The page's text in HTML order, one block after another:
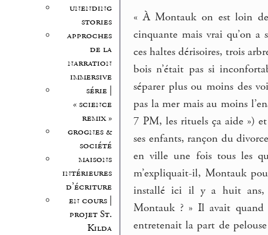
unending
stories
approches
de la
narration
immersive
série |
« science
remix »
grognes &
société
maisons
intérieures
d’écriture
en cours |
projet St.
Kilda
« À Montauk on est loin
cinquante mais vrai qu’on a
ces haltes dérisoires, trois
bois n’était pas si
séparer plus ou moins des
pas la mer mais au moins
7 PM, les rituels ça aide »)
ses enfants, rançon du
en ville une fois tous les
m’expliquait-il, Montauk
installé ici il y a huit ans,
Montauk ? » Il avait quand
entretenait la part de